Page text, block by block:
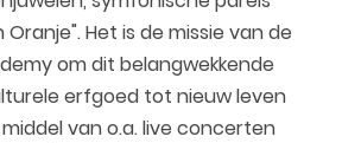
Het is de missie van de
om dit belangwekkende
erfgoed tot nieuw leven
van o.a. live concerten